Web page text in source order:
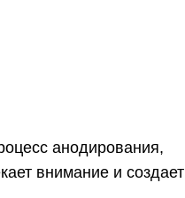
анодирования,
внимание и создает